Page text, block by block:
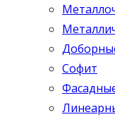
Софит